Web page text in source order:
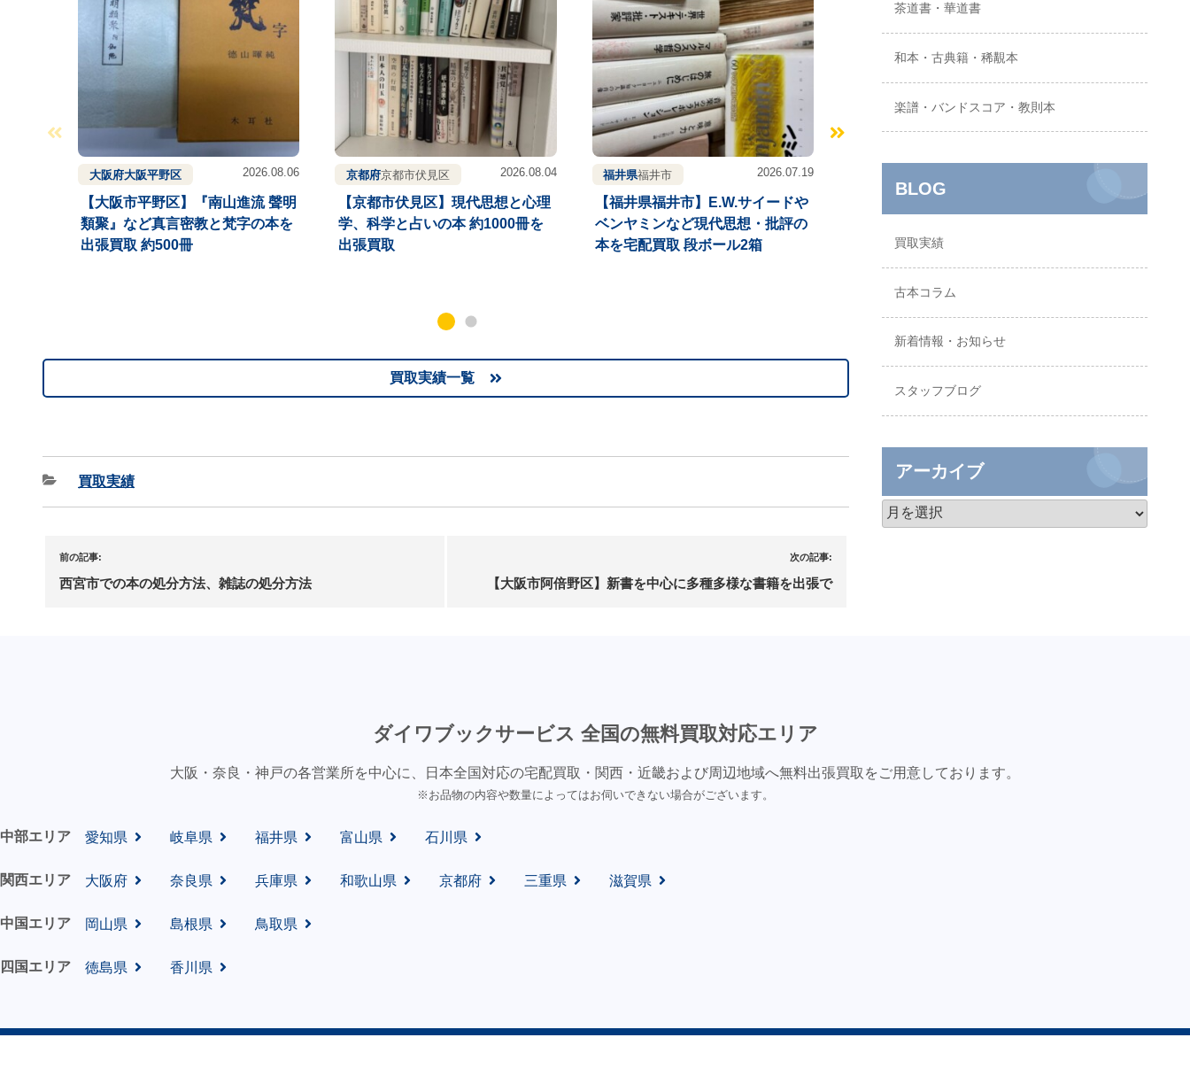
大阪府大阪平野区 2026.08.06
【大阪市平野区】『南山進流 聲明
類聚』など真言密教と梵字の本を
出張買取 約500冊
京都府京都市伏見区 2026.08.04
【京都市伏見区】現代思想と心理
学、科学と占いの本 約1000冊を
出張買取
福井県福井市 2026.07.19
【福井県福井市】E.W.サイードや
ベンヤミンなど現代思想・批評の
本を宅配買取 段ボール2箱
張買取 遺品整理約3000冊
【泉大津市
買取実績一覧
買取実績
前の記事:
西宮市での本の処分方法、雑誌の処分方法
次の記事:
【大阪市阿倍野区】新書を中心に多種多様な書籍を出張で
茶道書・華道書
和本・古典籍・稀覯本
楽譜・バンドスコア・教則本
BLOG
買取実績
古本コラム
新着情報・お知らせ
スタッフブログ
アーカイブ
ダイワブックサービス 全国の無料買取対応エリア
大阪・奈良・神戸の各営業所を中心に、日本全国対応の宅配買取・関西・近畿および周辺地域へ無料出張買取をご用意しております。
※お品物の内容や数量によってはお伺いできない場合がございます。
中部エリア 愛知県 岐阜県 福井県 富山県 石川県
関西エリア 大阪府 奈良県 兵庫県 和歌山県 京都府 三重県 滋賀県
中国エリア 岡山県 島根県 鳥取県
四国エリア 徳島県 香川県